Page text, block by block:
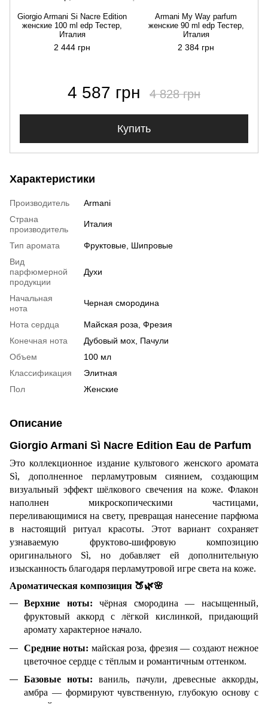
Giorgio Armani Si Nacre Edition
женские 100 ml edp Тестер,
Италия
2 444 грн
Armani My Way parfum
женские 90 ml edp Тестер,
Италия
2 384 грн
4 587 грн 4 828 грн
Купить
Характеристики
Производитель
Armani
Страна
производитель
Италия
Тип аромата
Фруктовые, Шипровые
Вид
парфюмерной
продукции
Духи
Начальная
нота
Черная смородина
Нота сердца
Майская роза, Фрезия
Конечная нота
Дубовый мох, Пачули
Объем
100 мл
Классификация
Элитная
Пол
Женские
Описание
Giorgio Armani Sì Nacre Edition Eau de Parfum
Это коллекционное издание культового женского аромата
Sì, дополненное перламутровым сиянием, создающим
визуальный эффект шёлкового свечения на коже. Флакон
наполнен микроскопическими частицами,
переливающимися на свету, превращая нанесение парфюма
в настоящий ритуал красоты. Этот вариант сохраняет
узнаваемую фруктово-шифровую композицию
оригинального Sì, но добавляет ей дополнительную
изысканность благодаря перламутровой игре света на коже.
Ароматическая композиция 🍑🌿🌸
Верхние ноты: чёрная смородина — насыщенный,
фруктовый аккорд с лёгкой кислинкой, придающий
аромату характерное начало.
Средние ноты: майская роза, фрезия — создают нежное
цветочное сердце с тёплым и романтичным оттенком.
Базовые ноты: ваниль, пачули, древесные аккорды,
амбра — формируют чувственную, глубокую основу с